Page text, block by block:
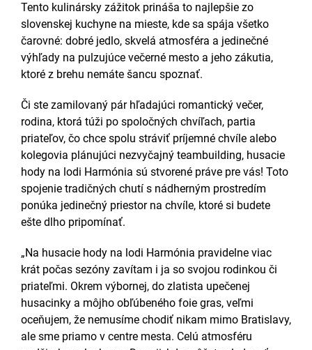
Tento kulinársky zážitok prináša to najlepšie zo
slovenskej kuchyne na mieste, kde sa spája všetko
čarovné: dobré jedlo, skvelá atmosféra a jedinečné
výhľady na pulzujúce večerné mesto a jeho zákutia,
ktoré z brehu nemáte šancu spoznať.
Či ste zamilovaný pár hľadajúci romantický večer,
rodina, ktorá túži po spoločných chvíľach, partia
priateľov, čo chce spolu stráviť príjemné chvíle alebo
kolegovia plánujúci nezvyčajný teambuilding, husacie
hody na lodi Harmónia sú stvorené práve pre vás! Toto
spojenie tradičných chutí s nádherným prostredím
ponúka jedinečný priestor na chvíle, ktoré si budete
ešte dlho pripomínať.
„Na husacie hody na lodi Harmónia pravidelne viac
krát počas sezóny zavítam i ja so svojou rodinkou či
priateľmi. Okrem výbornej, do zlatista upečenej
husacinky a môjho obľúbeného foie gras, veľmi
oceňujem, že nemusíme chodiť nikam mimo Bratislavy,
ale sme priamo v centre mesta. Celú atmosféru